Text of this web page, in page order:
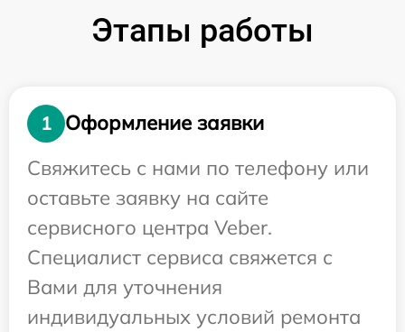
Этапы работы
1
Оформление заявки
Свяжитесь с нами по телефону или
оставьте заявку на сайте
сервисного центра Veber.
Специалист сервиса свяжется с
Вами для уточнения
индивидуальных условий ремонта